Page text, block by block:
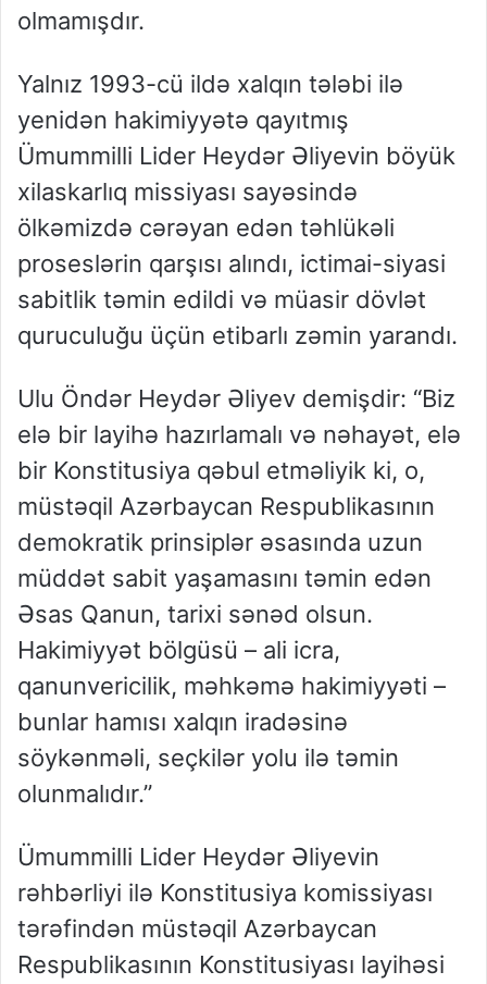
olmamışdır.
Yalnız 1993-cü ildə xalqın tələbi ilə
yenidən hakimiyyətə qayıtmış
Ümummilli Lider Heydər Əliyevin böyük
xilaskarlıq missiyası sayəsində
ölkəmizdə cərəyan edən təhlükəli
proseslərin qarşısı alındı, ictimai-siyasi
sabitlik təmin edildi və müasir dövlət
quruculuğu üçün etibarlı zəmin yarandı.
Ulu Öndər Heydər Əliyev demişdir: “Biz
elə bir layihə hazırlamalı və nəhayət, elə
bir Konstitusiya qəbul etməliyik ki, o,
müstəqil Azərbaycan Respublikasının
demokratik prinsiplər əsasında uzun
müddət sabit yaşamasını təmin edən
Əsas Qanun, tarixi sənəd olsun.
Hakimiyyət bölgüsü – ali icra,
qanunvericilik, məhkəmə hakimiyyəti –
bunlar hamısı xalqın iradəsinə
söykənməli, seçkilər yolu ilə təmin
olunmalıdır.”
Ümummilli Lider Heydər Əliyevin
rəhbərliyi ilə Konstitusiya komissiyası
tərəfindən müstəqil Azərbaycan
Respublikasının Konstitusiyası layihəsi